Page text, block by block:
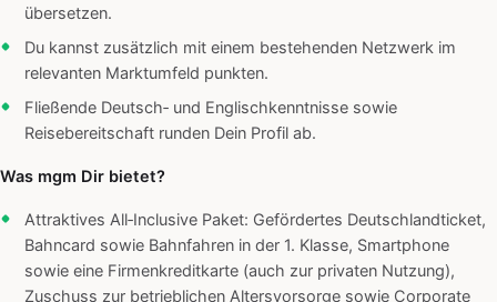
übersetzen.
Du kannst zusätzlich mit einem bestehenden Netzwerk im
relevanten Marktumfeld punkten.
Fließende Deutsch‑ und Englischkenntnisse sowie
Reisebereitschaft runden Dein Profil ab.
Was mgm Dir bietet?
Attraktives All‑Inclusive Paket: Gefördertes Deutschlandticket,
Bahncard sowie Bahnfahren in der 1. Klasse, Smartphone
sowie eine Firmenkreditkarte (auch zur privaten Nutzung),
Zuschuss zur betrieblichen Altersvorsorge sowie Corporate